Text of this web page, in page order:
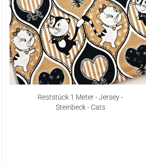
Reststück 1 Meter - Jersey -
Steinbeck - Cats